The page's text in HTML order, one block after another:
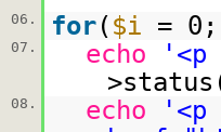
06.
for($i =
07. echo
08. echo
'<p